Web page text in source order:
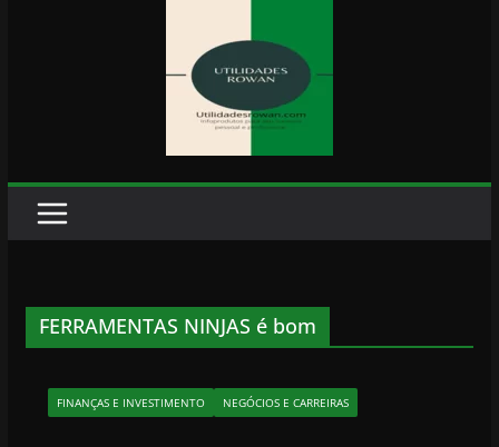
FERRAMENTAS NINJAS é bom
FINANÇAS E INVESTIMENTO NEGÓCIOS E CARREIRAS